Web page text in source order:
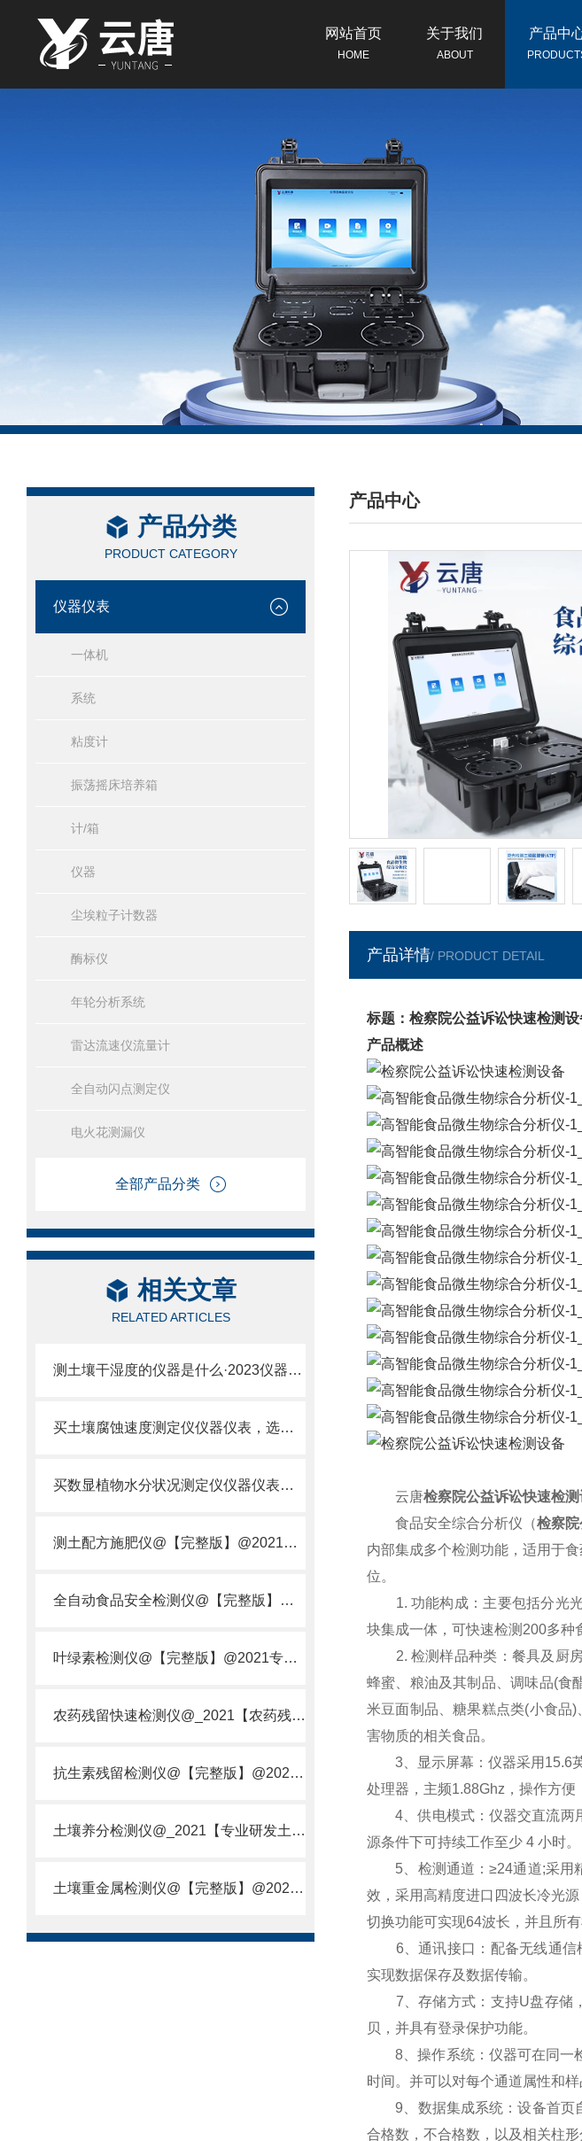
网站首页
HOME
关于我们
ABOUT
产品中
产品分类
PRODUCT CATEGORY
仪器仪表
一体机
系统
粘度计
振荡摇床培养箱
计/箱
仪器
尘埃粒子计数器
酶标仪
年轮分析系统
雷达流速仪流量计
全自动闪点测定仪
电火花测漏仪
全部产品分类
相关文章
RELATED ARTICLES
测土壤干湿度的仪器是什么·2023仪器仪表·云唐土壤干湿度检测仪器设备
买土壤腐蚀速度测定仪仪器仪表，选【云唐新款】土壤腐蚀速度测定仪
买数显植物水分状况测定仪仪器仪表，就来山东云唐精品货源
测土配方施肥仪@【完整版】@2021专业测土配方施肥仪器仪表
全自动食品安全检测仪@【完整版】@2021专业全自动食品检测仪器仪表
叶绿素检测仪@【完整版】@2021专业叶绿素检测仪器仪表
农药残留快速检测仪@_2021【农药残留检测仪器仪表DE原理】
抗生素残留检测仪@【完整版】@2021专业抗生素残留检测仪器仪表
土壤养分检测仪@_2021【专业研发土壤养分快速检测仪器仪表厂】
土壤重金属检测仪@【完整版】@2021专业土壤重金属快速检测仪器仪表
产品中心
/ PRODUCTS CENTER
产品详情/ PRODUCT DETAIL
标题：检察院公益诉讼快速检测设
产品概述
云唐检察院公益诉讼快速检
食品安全综合分析仪（检察
内部集成多个检测功能，适用于
位。
1. 功能构成：主要包括分光光
块集成一体，可快速检测200多种
2. 检测样品种类：餐具及厨房
蜂蜜、粮油及其制品、调味品(食
米豆面制品、糖果糕点类(小食品
害物质的相关食品。
3、显示屏幕：仪器采用15.6英
处理器，主频1.88Ghz，操作方便
4、供电模式：仪器交直流两用
源条件下可持续工作至少 4 小时。
5、检测通道：≥24通道;采用精
效，采用高精度进口四波长冷光
切换功能可实现64波长，并且所
6、通讯接口：配备无线通信
实现数据保存及数据传输。
7、存储方式：支持U盘存储，
贝，并具有登录保护功能。
8、操作系统：仪器可在同一检
时间。并可以对每个通道属性和
9、数据集成系统：设备首页自
合格数，不合格数，以及相关柱